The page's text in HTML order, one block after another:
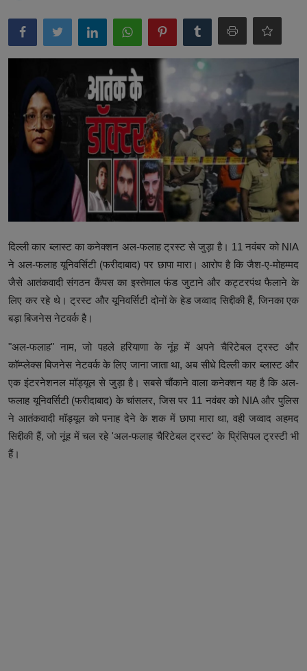
उत्तर प्रदेश
खेल-कूद
टेक & शिक्षा
लाइफ स्टाइल
बिजनेस & नौकरी
दिल्ली कार ब्लास्ट का कनेक्शन अल-फलाह ट्रस्ट से जुड़ा है। 11 नवंबर को NIA
ने अल-फलाह यूनिवर्सिटी (फरीदाबाद) पर छापा मारा। आरोप है कि जैश-ए-मोहम्मद
जैसे आतंकवादी संगठन कैंपस का इस्तेमाल फंड जुटाने और कट्टरपंथ फैलाने के
लिए कर रहे थे। ट्रस्ट और यूनिवर्सिटी दोनों के हेड जव्वाद सिद्दीकी हैं, जिनका एक
बड़ा बिजनेस नेटवर्क है।
"अल-फलाह" नाम, जो पहले हरियाणा के नूंह में अपने चैरिटेबल ट्रस्ट और
कॉम्प्लेक्स बिजनेस नेटवर्क के लिए जाना जाता था, अब सीधे दिल्ली कार ब्लास्ट और
एक इंटरनेशनल मॉड्यूल से जुड़ा है। सबसे चौंकाने वाला कनेक्शन यह है कि अल-
फलाह यूनिवर्सिटी (फरीदाबाद) के चांसलर, जिस पर 11 नवंबर को NIA और पुलिस
ने आतंकवादी मॉड्यूल को पनाह देने के शक में छापा मारा था, वही जव्वाद अहमद
सिद्दीकी हैं, जो नूंह में चल रहे 'अल-फलाह चैरिटेबल ट्रस्ट' के प्रिंसिपल ट्रस्टी भी
हैं।